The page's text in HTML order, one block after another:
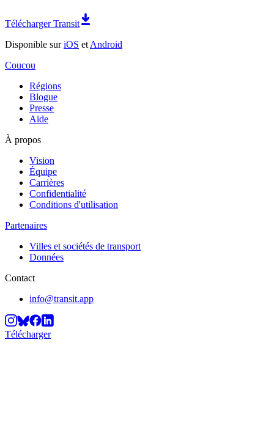
Télécharger Transit
Disponible suriOS et Android
Coucou
Régions
Blogue
Presse
Aide
À propos
Vision
Équipe
Carrières
Confidentialité
Conditions d'utilisation
Partenaires
Villes et sociétés de transport
Données
Contact
info@transit.app
Télécharger